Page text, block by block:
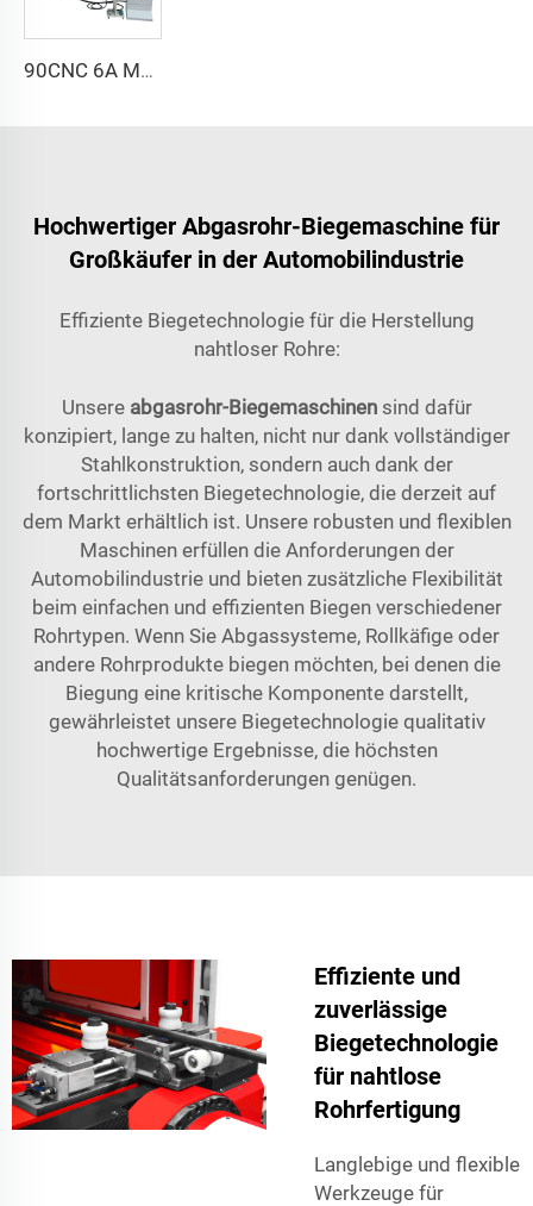
90CNC 6A MS CNC-Rohrbiegemaschine, Eisenrohr, Profilrohrbieger mit Motor für Aluminium und Edelstahl Messingrohre/Rohrleitungen
Hochwertiger Abgasrohr-Biegemaschine für
Großkäufer in der Automobilindustrie
Effiziente Biegetechnologie für die Herstellung
nahtloser Rohre:
Unsere abgasrohr-Biegemaschinen sind dafür
konzipiert, lange zu halten, nicht nur dank vollständiger
Stahlkonstruktion, sondern auch dank der
fortschrittlichsten Biegetechnologie, die derzeit auf
dem Markt erhältlich ist. Unsere robusten und flexiblen
Maschinen erfüllen die Anforderungen der
Automobilindustrie und bieten zusätzliche Flexibilität
beim einfachen und effizienten Biegen verschiedener
Rohrtypen. Wenn Sie Abgassysteme, Rollkäfige oder
andere Rohrprodukte biegen möchten, bei denen die
Biegung eine kritische Komponente darstellt,
gewährleistet unsere Biegetechnologie qualitativ
hochwertige Ergebnisse, die höchsten
Qualitätsanforderungen genügen.
Effiziente und
zuverlässige
Biegetechnologie
für nahtlose
Rohrfertigung
Langlebige und flexible
Werkzeuge für